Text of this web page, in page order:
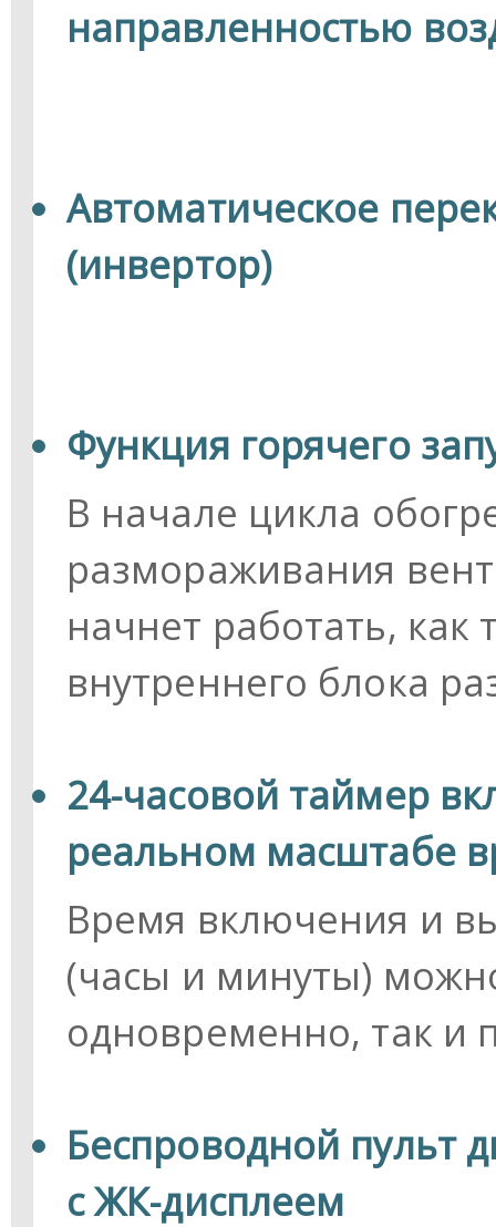
направленностью
Автоматическое
(инвертор)
Функция горячего
В начале цикла
размораживания
начнет работать,
внутреннего блока
24-часовой таймер
реальном масштабе
Время включения и
(часы и минуты)
одновременно, так и
Беспроводной пульт
с ЖК-дисплеем